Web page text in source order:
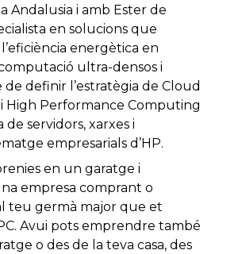
Andalusia i amb Ester de
en solucions que
energètica en
ultra-densos i
de definir l’estratègia de Cloud
High Performance Computing
de servidors, xarxes i
empresarials d’HP.
en un garatge i
empresa comprant o
teu germà major que et
Avui pots emprendre també
o des de la teva casa, des